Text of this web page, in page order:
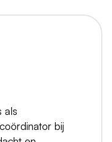
als
bij